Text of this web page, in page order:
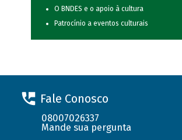
O BNDES e o apoio à cultura
Patrocínio a eventos culturais
Fale Conosco
08007026337
Mande sua pergunta